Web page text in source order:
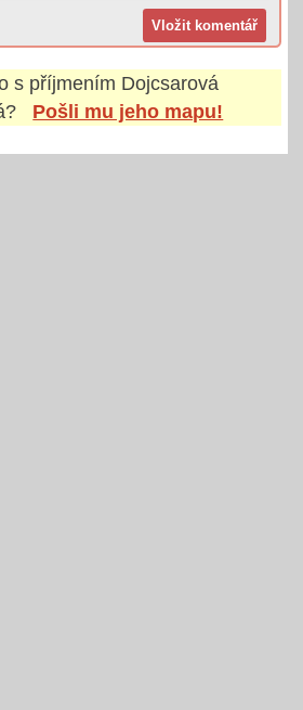
s příjmením Dojcsarová
? Pošli mu jeho mapu!